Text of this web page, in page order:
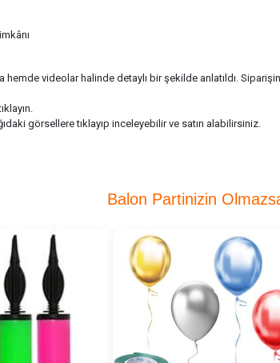
hemde videolar halinde detaylı bir şekilde anlatıldı.
görsellere tıklayıp inceleyebilir ve satın alabilirsiniz.
Balon Partinizin